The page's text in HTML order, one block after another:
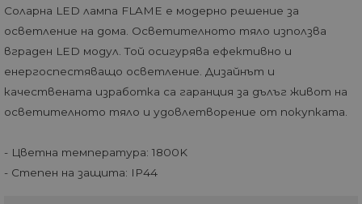
Соларна LED лампа FLAME е модерно решение за
осветление на домa. Осветителното тяло използва
вграден LED модул. Той осигурява ефективно и
енергоспестяващо осветление. Дизайнът и
качествената изработка са гаранция за дълъг живот на
осветителното тяло и удовлетворение от покупката.
- Цветна температура: 1800K
- Степен на защита: IP44